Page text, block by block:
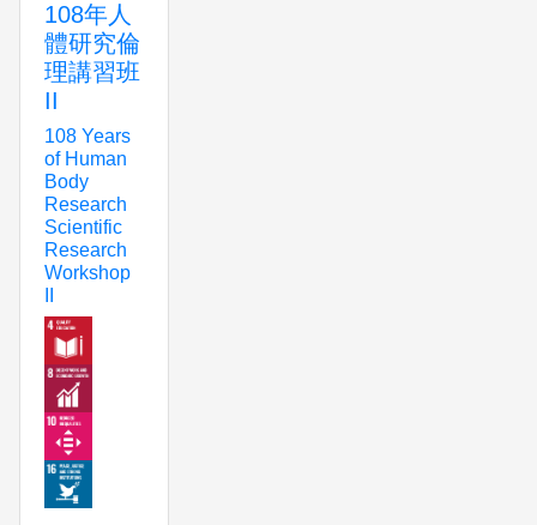
108年人
體研究倫
理講習班
II
108 Years
of Human
Body
Research
Scientific
Research
Workshop